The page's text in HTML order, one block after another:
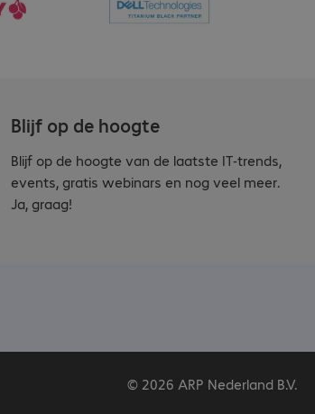
Blijf op de hoogte
Blijf op de hoogte van de laatste IT-trends,
events, gratis webinars en nog veel meer.
Ja, graag!
© 2026 ARP Nederland B.V.